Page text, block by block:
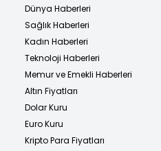
Dünya Haberleri
Sağlık Haberleri
Kadın Haberleri
Teknoloji Haberleri
Memur ve Emekli Haberleri
Altın Fiyatları
Dolar Kuru
Euro Kuru
Kripto Para Fiyatları